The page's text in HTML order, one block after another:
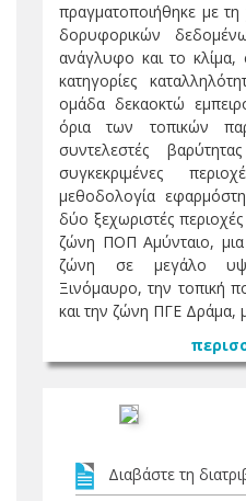
πραγματοποιήθηκε με
δορυφορικών
ανάγλυφο και το κλίμα,
κατηγορίες
ομάδα δεκαοκτώ
όρια των τοπικών
συντελεστές
συγκεκριμένες
μεθοδολογία
δύο ξεχωριστές
ζώνη ΠΟΠ Αμύνταιο, μια
ζώνη σε μεγάλο
Ξινόμαυρο, την τοπική
και την ζώνη ΠΓΕ Δράμα,
Διαβάστε τη